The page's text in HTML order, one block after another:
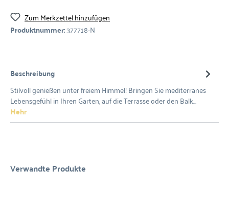
Zum Merkzettel hinzufügen
Produktnummer:377718-N
Beschreibung
Stilvoll genießen unter freiem Himmel! Bringen Sie mediterranes
Lebensgefühl in Ihren Garten, auf die Terrasse oder den Balk…
Mehr
Verwandte Produkte